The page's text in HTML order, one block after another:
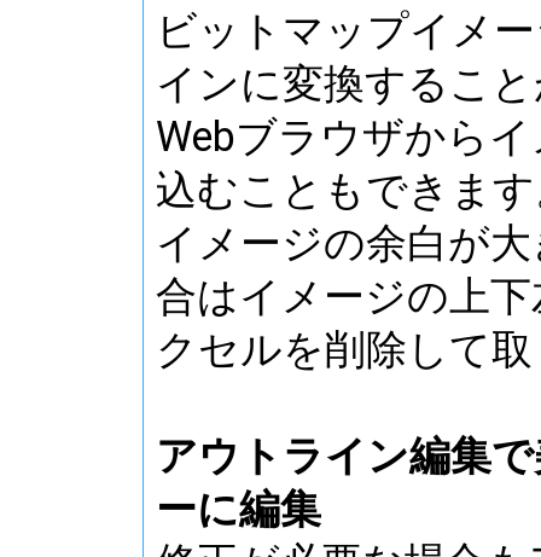
ビットマップイメ
インに変換するこ
Webブラウザから
込むこともできま
イメージの余白が
合はイメージの上
クセルを削除して
アウトライン編集
ーに編集